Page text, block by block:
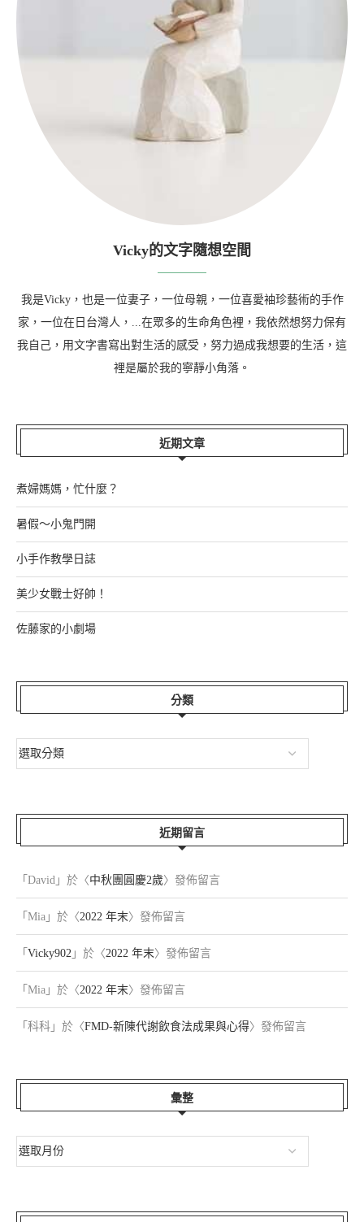
Vicky的文字隨想空間
我是Vicky，也是一位妻子，一位母親，一位喜愛袖珍藝術的手作
家，一位在日台灣人，...在眾多的生命角色裡，我依然想努力保有
我自己，用文字書寫出對生活的感受，努力過成我想要的生活，這
裡是屬於我的寧靜小角落。
近期文章
煮婦媽媽，忙什麼？
暑假～小鬼門開
小手作教學日誌
美少女戰士好帥！
佐藤家的小劇場
分類
近期留言
「 David 」於〈中秋團圓慶2歲〉發佈留言
「 Mia 」於〈2022 年末〉發佈留言
「 Vicky902 」於〈2022 年末〉發佈留言
「 Mia 」於〈2022 年末〉發佈留言
「 科科 」於〈FMD-新陳代謝飲食法成果與心得〉發佈留言
彙整